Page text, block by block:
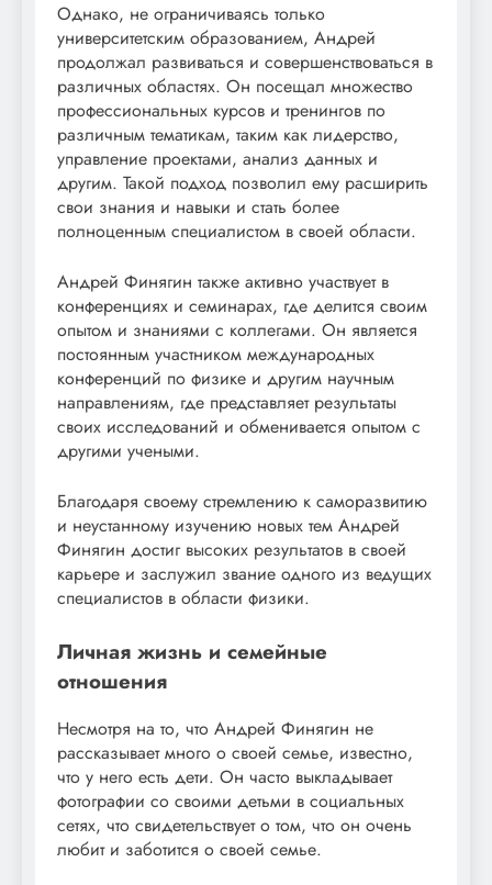
Однако, не ограничиваясь только
университетским образованием, Андрей
продолжал развиваться и совершенствоваться в
различных областях. Он посещал множество
профессиональных курсов и тренингов по
различным тематикам, таким как лидерство,
управление проектами, анализ данных и
другим. Такой подход позволил ему расширить
свои знания и навыки и стать более
полноценным специалистом в своей области.
Андрей Финягин также активно участвует в
конференциях и семинарах, где делится своим
опытом и знаниями с коллегами. Он является
постоянным участником международных
конференций по физике и другим научным
направлениям, где представляет результаты
своих исследований и обменивается опытом с
другими учеными.
Благодаря своему стремлению к саморазвитию
и неустанному изучению новых тем Андрей
Финягин достиг высоких результатов в своей
карьере и заслужил звание одного из ведущих
специалистов в области физики.
Личная жизнь и семейные
отношения
Несмотря на то, что Андрей Финягин не
рассказывает много о своей семье, известно,
что у него есть дети. Он часто выкладывает
фотографии со своими детьми в социальных
сетях, что свидетельствует о том, что он очень
любит и заботится о своей семье.